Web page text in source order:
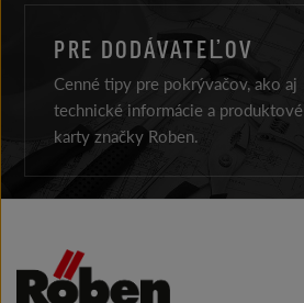
PRE DODÁVATEĽOV
Cenné tipy pre pokrývačov, ako aj
technické informácie a produktové
karty značky Roben.